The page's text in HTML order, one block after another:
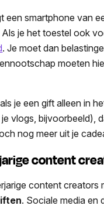
een smartphone van
je het toestel ook
. Je moet dan
moeten
je een gift alleen in
vlogs, bijvoorbeeld),
nog meer uit je
content
content
. Sociale media en